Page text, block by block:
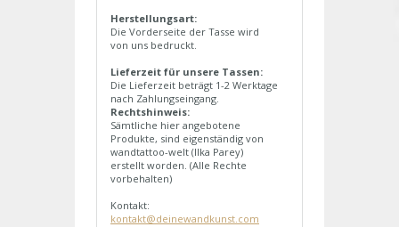
Herstellungsart:
Die Vorderseite der Tasse wird
von uns bedruckt.
Lieferzeit für unsere Tassen:
Die Lieferzeit beträgt 1-2 Werktage
nach Zahlungseingang.
Rechtshinweis:
Sämtliche hier angebotene
Produkte, sind eigenständig von
wandtattoo-welt (Ilka Parey)
erstellt worden. (Alle Rechte
vorbehalten)
Kontakt:
kontakt@deinewandkunst.com